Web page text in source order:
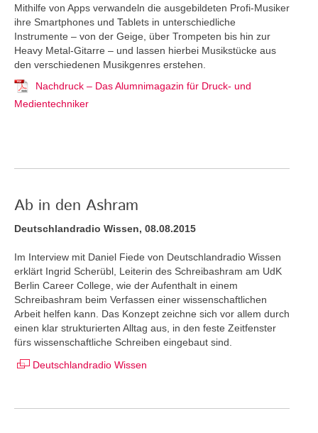
Mithilfe von Apps verwandeln die ausgebildeten Profi-Musiker
ihre Smartphones und Tablets in unterschiedliche
Instrumente – von der Geige, über Trompeten bis hin zur
Heavy Metal-Gitarre – und lassen hierbei Musikstücke aus
den verschiedenen Musikgenres erstehen.
Nachdruck – Das Alumnimagazin für Druck- und
Medientechniker
Ab in den Ashram
Deutschlandradio Wissen, 08.08.2015
Im Interview mit Daniel Fiede von Deutschlandradio Wissen
erklärt Ingrid Scherübl, Leiterin des Schreibashram am UdK
Berlin Career College, wie der Aufenthalt in einem
Schreibashram beim Verfassen einer wissenschaftlichen
Arbeit helfen kann. Das Konzept zeichne sich vor allem durch
einen klar strukturierten Alltag aus, in den feste Zeitfenster
fürs wissenschaftliche Schreiben eingebaut sind.
Deutschlandradio Wissen